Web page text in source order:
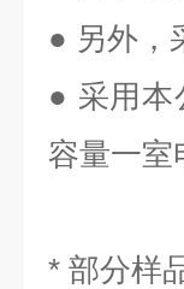
● 另外，
● 采用本
容量一室
* 部分样